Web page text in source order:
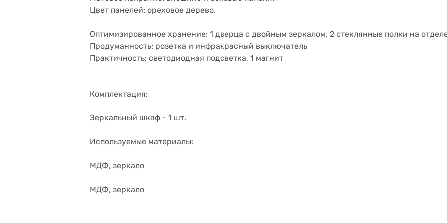
Цвет панелей: ореховое дерево.
Оптимизированное хранение: 1 дверца с двойным зеркалом, 2 стеклянные полки на
Продуманность: розетка и инфракрасный выключатель
Практичность: светодиодная подсветка, 1 магнит
Комплектация:
Зеркальный шкаф - 1 шт.
Используемые материалы:
МДФ, зеркало
МДФ, зеркало